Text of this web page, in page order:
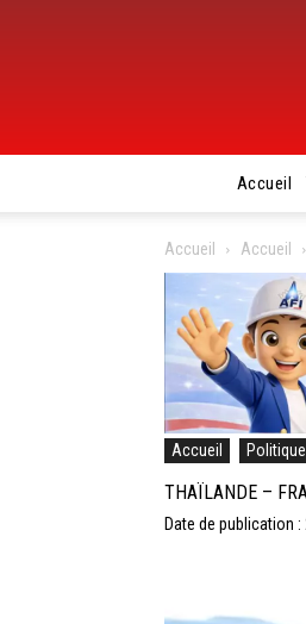
Accueil
Accueil Accueil
Accueil Politique
THAÏLANDE –
Date de publication